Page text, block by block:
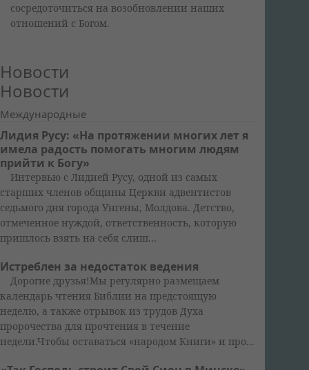
сосредоточиться на возобновлении наших
отношений с Богом.
Новости
Новости
Международные
Лидия Русу: «На протяжении многих лет я
имела радость помогать многим людям
прийти к Богу»
Интервью с Лидией Русу, одной из самых
старших членов общины Церкви адвентистов
седьмого дня города Унгены, Молдова. Детство,
отмеченное нуждой, ответственность, которую
пришлось взять на себя слиш...
Истреблен за недостаток ведения
Дорогие друзья!Мы регулярно размещаем
календарь чтения Библии на предстоящую
неделю, а также отрывок из трудов Духа
пророчества для прочтения в течение
недели.Чтобы оставаться «народом Книги» и про...